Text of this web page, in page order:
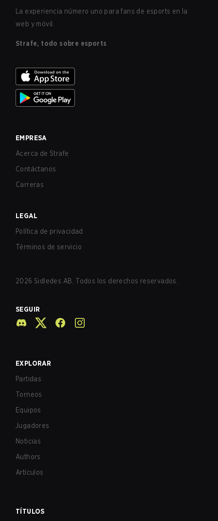
La experiencia número uno para fans de esports en la
web y móvil.
Strafe, todo sobre esports
EMPRESA
Acerca de Strafe
Contáctanos
Carreras
LEGAL
Política de privacidad
Términos de servicio
2026 Sidledes AB. Todos los derechos reservados.
SEGUIR
EXPLORAR
Partidas
Torneos
Equipos
Jugadores
Noticias
Authors
Artículos
TÍTULOS